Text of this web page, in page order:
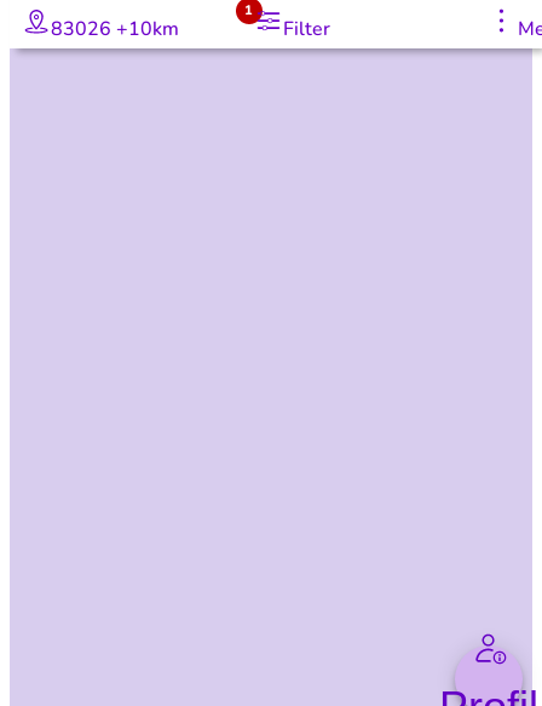
83026 +10km Filter
1